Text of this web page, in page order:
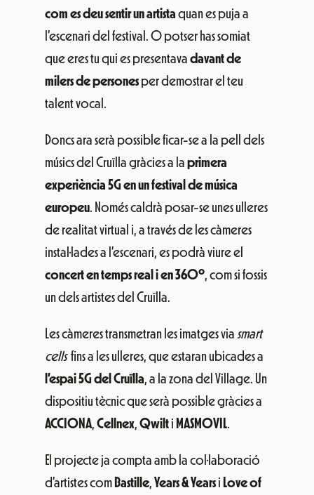
com es deu sentir un artista quan es puja a
l’escenari del festival. O potser has somiat
que eres tu qui es presentava davant de
milers de persones per demostrar el teu
talent vocal.
Doncs ara serà possible ficar-se a la pell dels
músics del Cruïlla gràcies a la primera
experiència 5G en un festival de música
europeu. Només caldrà posar-se unes ulleres
de realitat virtual i, a través de les càmeres
instal·lades a l’escenari, es podrà viure el
concert en temps real i en 360º, com si fossis
un dels artistes del Cruïlla.
Les càmeres transmetran les imatges via smart
cells fins a les ulleres, que estaran ubicades a
l’espai 5G del Cruïlla, a la zona del Village. Un
dispositiu tècnic que serà possible gràcies a
ACCIONA, Cellnex, Qwilt i MASMOVIL.
El projecte ja compta amb la col·laboració
d’artistes com Bastille, Years & Years i Love of